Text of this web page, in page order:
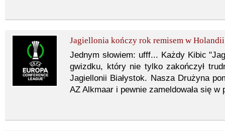
Jagiellonia kończy rok remisem w
Jednym słowiem: ufff... Każdy Kibic
gwizdku, który nie tylko zakończył
Jagiellonii Białystok. Nasza Drużyna
AZ Alkmaar i pewnie zameldowała się w